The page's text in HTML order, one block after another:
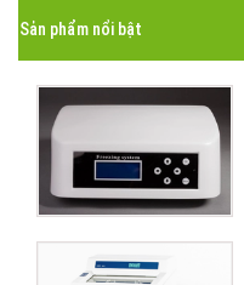
Sản phẩm nổi bật